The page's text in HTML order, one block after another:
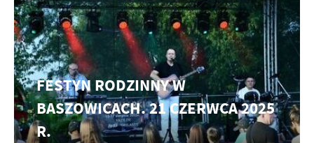
FESTYN RODZINNY W
BASZOWICACH. 21 CZERWCA 2025
R.